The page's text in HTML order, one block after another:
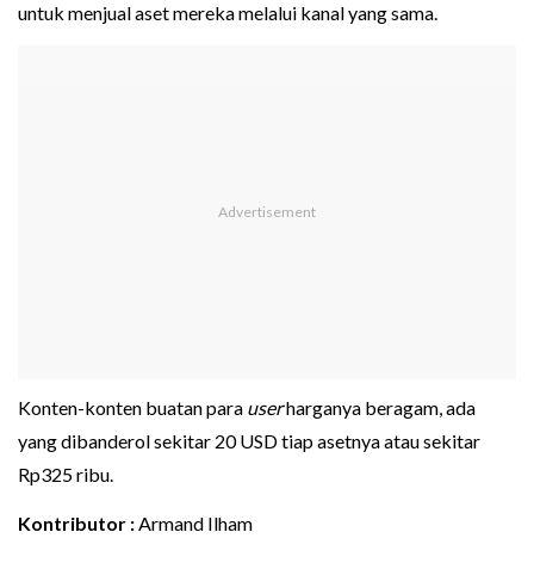
untuk menjual aset mereka melalui kanal yang sama.
Konten-konten buatan para userharganya beragam, ada
yang dibanderol sekitar 20 USD tiap asetnya atau sekitar
Rp325 ribu.
Kontributor :Armand Ilham